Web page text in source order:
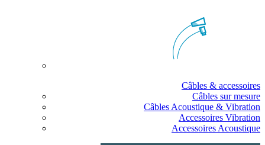
Câbles & accessoires
Câbles sur mesure
Câbles Acoustique & Vibration
Accessoires Vibration
Accessoires Acoustique